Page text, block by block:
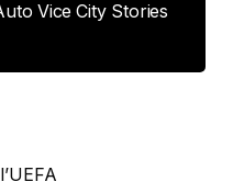
Vice City Stories